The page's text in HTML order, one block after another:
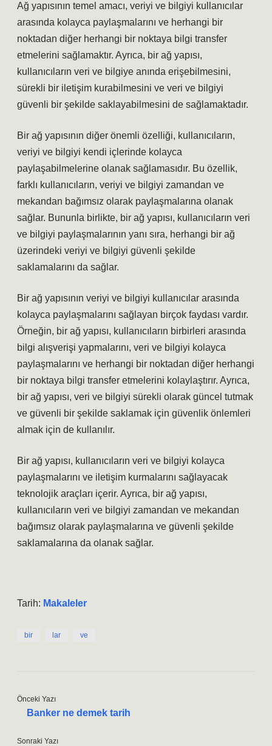
Ağ yapısının temel amacı, veriyi ve bilgiyi kullanıcılar
arasında kolayca paylaşmalarını ve herhangi bir
noktadan diğer herhangi bir noktaya bilgi transfer
etmelerini sağlamaktır. Ayrıca, bir ağ yapısı,
kullanıcıların veri ve bilgiye anında erişebilmesini,
sürekli bir iletişim kurabilmesini ve veri ve bilgiyi
güvenli bir şekilde saklayabilmesini de sağlamaktadır.
Bir ağ yapısının diğer önemli özelliği, kullanıcıların,
veriyi ve bilgiyi kendi içlerinde kolayca
paylaşabilmelerine olanak sağlamasıdır. Bu özellik,
farklı kullanıcıların, veriyi ve bilgiyi zamandan ve
mekandan bağımsız olarak paylaşmalarına olanak
sağlar. Bununla birlikte, bir ağ yapısı, kullanıcıların veri
ve bilgiyi paylaşmalarının yanı sıra, herhangi bir ağ
üzerindeki veriyi ve bilgiyi güvenli şekilde
saklamalarını da sağlar.
Bir ağ yapısının veriyi ve bilgiyi kullanıcılar arasında
kolayca paylaşmalarını sağlayan birçok faydası vardır.
Örneğin, bir ağ yapısı, kullanıcıların birbirleri arasında
bilgi alışverişi yapmalarını, veri ve bilgiyi kolayca
paylaşmalarını ve herhangi bir noktadan diğer herhangi
bir noktaya bilgi transfer etmelerini kolaylaştırır. Ayrıca,
bir ağ yapısı, veri ve bilgiyi sürekli olarak güncel tutmak
ve güvenli bir şekilde saklamak için güvenlik önlemleri
almak için de kullanılır.
Bir ağ yapısı, kullanıcıların veri ve bilgiyi kolayca
paylaşmalarını ve iletişim kurmalarını sağlayacak
teknolojik araçları içerir. Ayrıca, bir ağ yapısı,
kullanıcıların veri ve bilgiyi zamandan ve mekandan
bağımsız olarak paylaşmalarına ve güvenli şekilde
saklamalarına da olanak sağlar.
Tarih: Makaleler
bir lar ve
Önceki Yazı
Banker ne demek tarih
Sonraki Yazı